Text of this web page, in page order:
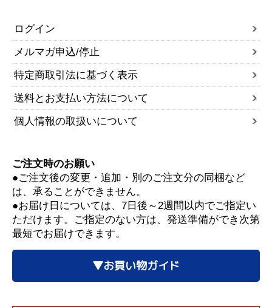
ログイン
メルマガ申込/停止
特定商取引法に基づく表示
送料とお支払い方法について
個人情報の取扱いについて
ご注文時のお願い
●ご注文後の変更・追加・別のご注文分の同梱など
は、承ることができません。
●お届け日については、7日後～2週間以内でご指定い
ただけます。ご指定のない方は、発送準備ができ次第
最短でお届けできます。
▼お買い物ガイド